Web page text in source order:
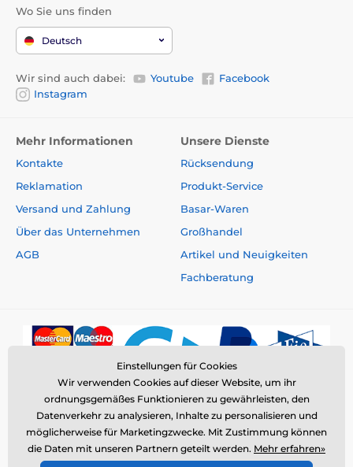
Wo Sie uns finden
Deutsch
Wir sind auch dabei: Youtube
Facebook
Instagram
Mehr Informationen
Kontakte
Reklamation
Versand und Zahlung
Über das Unternehmen
AGB
Unsere Dienste
Rücksendung
Produkt-Service
Basar-Waren
Großhandel
Artikel und Neuigkeiten
Fachberatung
© 2026 www.elektro-halsbander.de ⦁ E-Shop erstellt von
Einstellungen für Cookies
Wir verwenden Cookies auf dieser Website, um ihr
ordnungsgemäßes Funktionieren zu gewährleisten, den
Datenverkehr zu analysieren, Inhalte zu personalisieren und
möglicherweise für Marketingzwecke. Mit Zustimmung können
die Daten mit unseren Partnern geteilt werden. Mehr erfahren»